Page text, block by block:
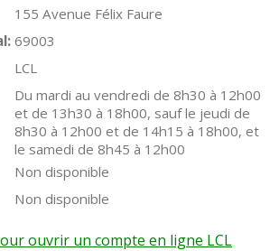
155 Avenue Félix Faure
69003
LCL
Du mardi au vendredi de 8h30 à 12h00
et de 13h30 à 18h00, sauf le jeudi de
8h30 à 12h00 et de 14h15 à 18h00, et
le samedi de 8h45 à 12h00
Non disponible
Non disponible
ouvrir un compte en ligne LCL